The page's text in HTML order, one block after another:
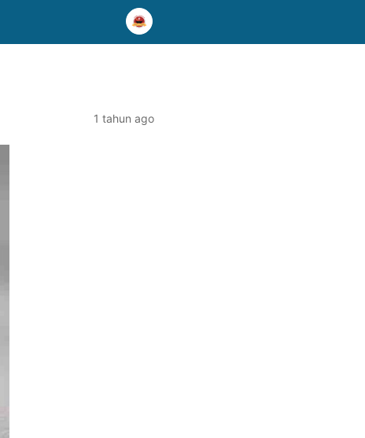
1 tahun ago